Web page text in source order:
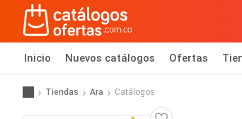
Inicio Nuevos catálogos Ofertas
Tiendas Ara Catálogos